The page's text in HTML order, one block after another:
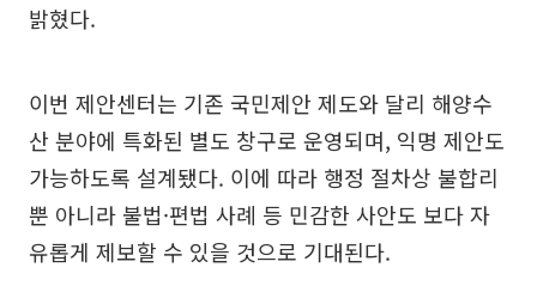
밝혔다.
이번 제안센터는 기존 국민제안 제도와 달리 해양수
산 분야에 특화된 별도 창구로 운영되며, 익명 제안도
가능하도록 설계됐다. 이에 따라 행정 절차상 불합리
뿐 아니라 불법·편법 사례 등 민감한 사안도 보다 자
유롭게 제보할 수 있을 것으로 기대된다.